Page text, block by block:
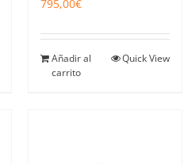
795,00€
Añadir al
carrito
Quick View